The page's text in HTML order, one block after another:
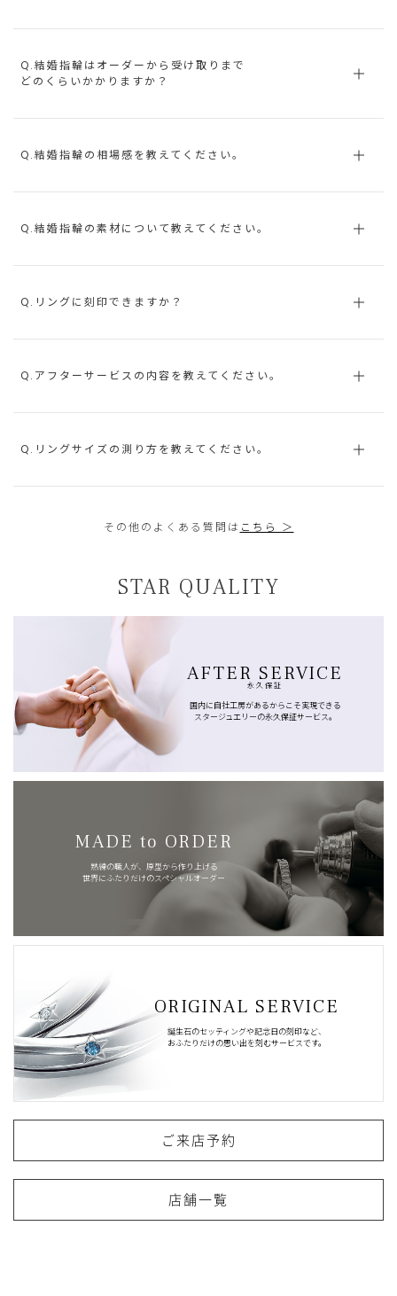
Q.結婚指輪はオーダーから受け取りまで
どのくらいかかりますか？
Q.結婚指輪の相場感を教えてください。
Q.結婚指輪の素材について教えてください。
Q.リングに刻印できますか？
Q.アフターサービスの内容を教えてください。
Q.リングサイズの測り方を教えてください。
その他のよくある質問は こちら ＞
STAR QUALITY
AFTER SERVICE
永久保証
国内に自社工房があるからこそ実現できる
スタージュエリーの永久保証サービス。
MADE to ORDER
熟練の職人が、原型から作り上げる
世界にふたりだけのスペシャルオーダー
ORIGINAL SERVICE
誕生石のセッティングや記念日の刻印など、
おふたりだけの思い出を刻むサービスです。
ご来店予約
店舗一覧